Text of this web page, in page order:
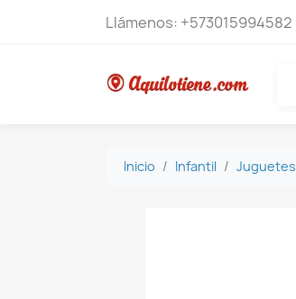
Llámenos: +573015994582
Inicio Infantil Juguetes